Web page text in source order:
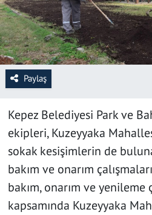
Paylaş
Kepez Belediyesi Park ve
ekipleri, Kuzeyyaka
sokak kesişimlerin de
bakım ve onarım
bakım, onarım ve yenileme
kapsamında Kuzeyyaka
EĞİTİM